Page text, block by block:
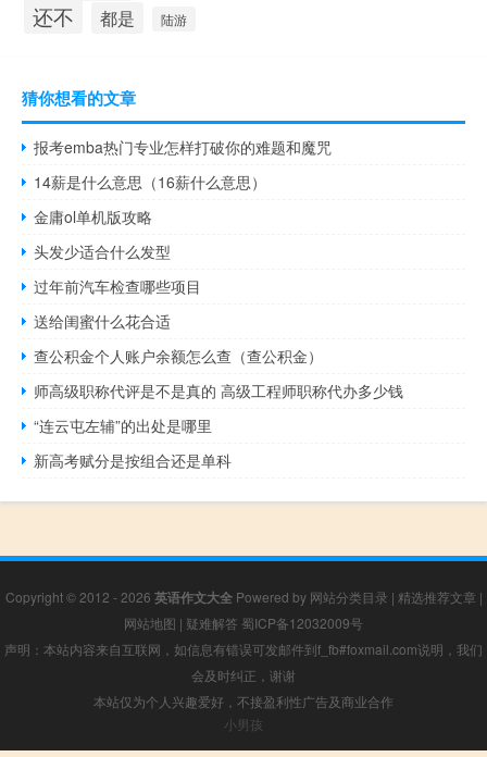
还不 都是 陆游
猜你想看的文章
报考emba热门专业怎样打破你的难题和魔咒
14薪是什么意思（16薪什么意思）
金庸ol单机版攻略
头发少适合什么发型
过年前汽车检查哪些项目
送给闺蜜什么花合适
查公积金个人账户余额怎么查（查公积金）
师高级职称代评是不是真的 高级工程师职称代办多少钱
“连云屯左辅”的出处是哪里
新高考赋分是按组合还是单科
Copyright © 2012 - 2026 英语作文大全Powered by 网站分类目录 | 精选推荐文章 |
网站地图 | 疑难解答 蜀ICP备12032009号
声明：本站内容来自互联网，如信息有错误可发邮件到f_fb#foxmail.com说明，我们
会及时纠正，谢谢
本站仅为个人兴趣爱好，不接盈利性广告及商业合作
小男孩